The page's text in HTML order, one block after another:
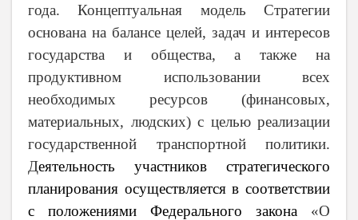
года. Концептуальная модель Стратегии
основана на балансе целей, задач и интересов
государства и общества, а также на
продуктивном использовании всех
необходимых ресурсов (финансовых,
материальных, людских) с целью реализации
государственной транспортной политики.
Деятельность участников стратегического
планирования осуществляется в соответствии
с положениями Федерального закона «О